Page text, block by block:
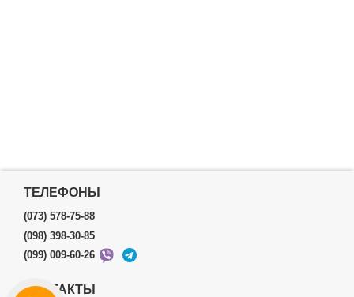
ТЕЛЕФОНЫ
(073) 578-75-88
(098) 398-30-85
(099) 009-60-26
КОНТАКТЫ